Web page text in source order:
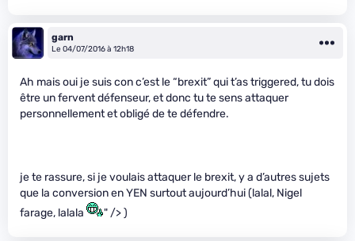
garn
Le 04/07/2016 à 12h18
Ah mais oui je suis con c’est le “brexit” qui t’as triggered, tu dois
être un fervent défenseur, et donc tu te sens attaquer
personnellement et obligé de te défendre.
je te rassure, si je voulais attaquer le brexit, y a d’autres sujets
que la conversion en YEN surtout aujourd’hui (lalal, Nigel
farage, lalala
" /> )